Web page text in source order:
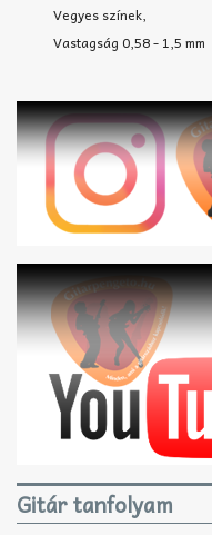
Vegyes színek,
Vastagság 0,58 - 1,5 mm
Gitár tanfolyam